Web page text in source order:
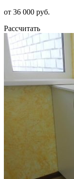
от 36 000 руб.
Рассчитать